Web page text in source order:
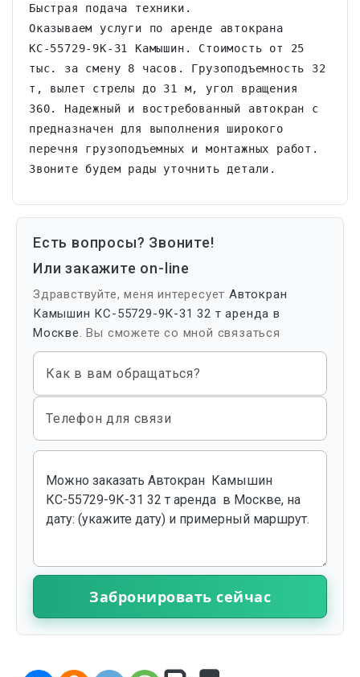
Быстрая подача техники.
Оказываем услуги по аренде автокрана
КС-55729-9К-31 Камышин. Стоимость от 25
тыс. за смену 8 часов. Грузоподъемность 32
т, вылет стрелы до 31 м, угол вращения
360. Надежный и востребованный автокран с
предназначен для выполнения широкого
перечня грузоподъемных и монтажных работ.
Звоните будем рады уточнить детали.
Есть вопросы? Звоните!
Или закажите on-line
Здравствуйте, меня интересуетАвтокран
Камышин КС-55729-9К-31 32 т аренда в
Москве. Вы сможете со мной связаться
Как в вам обращаться?
Телефон для связи
Забронировать сейчас